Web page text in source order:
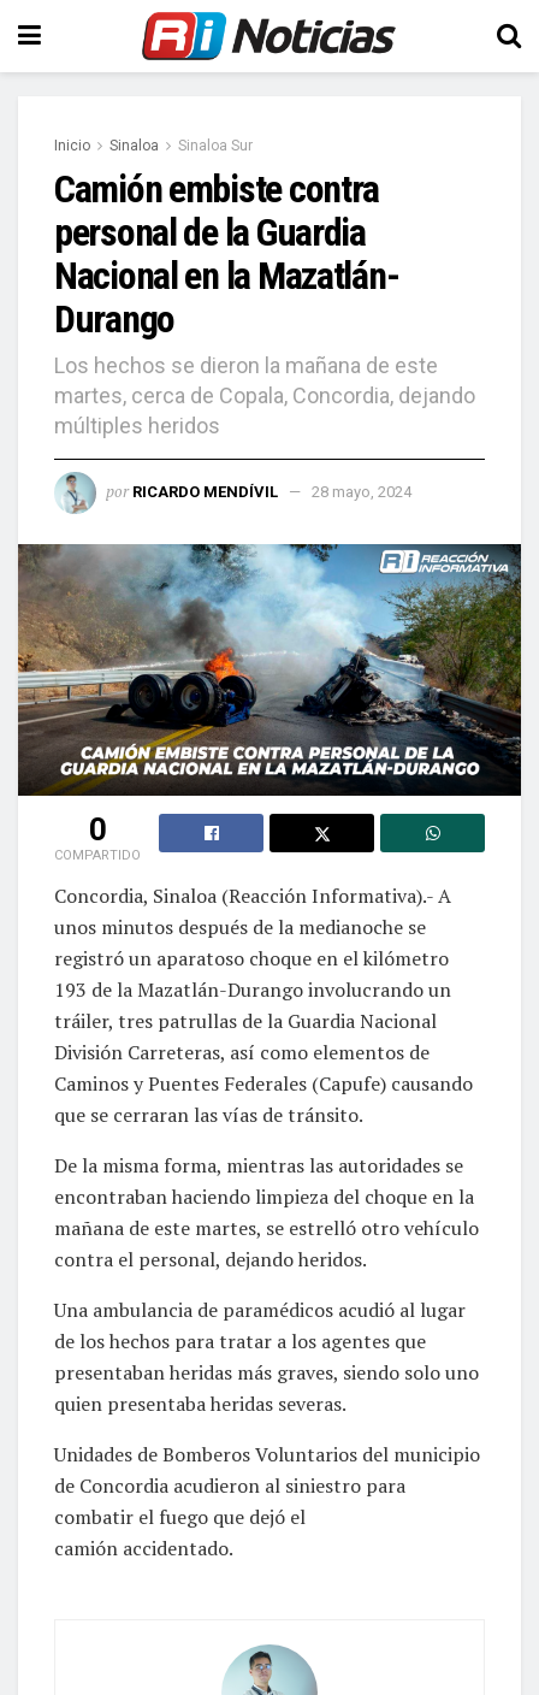
Inicio Sinaloa Sinaloa Sur
Camión embiste contra
personal de la Guardia
Nacional en la Mazatlán-
Durango
Los hechos se dieron la mañana de este
martes, cerca de Copala, Concordia, dejando
múltiples heridos
por RICARDO MENDÍVIL 28 mayo, 2024
0
COMPARTIDO
Concordia, Sinaloa (Reacción Informativa).- A
unos minutos después de la medianoche se
registró un aparatoso choque en el kilómetro
193 de la Mazatlán-Durango involucrando un
tráiler, tres patrullas de la Guardia Nacional
División Carreteras, así como elementos de
Caminos y Puentes Federales (Capufe) causando
que se cerraran las vías de tránsito.
De la misma forma, mientras las autoridades se
encontraban haciendo limpieza del choque en la
mañana de este martes, se estrelló otro vehículo
contra el personal, dejando heridos.
Una ambulancia de paramédicos acudió al lugar
de los hechos para tratar a los agentes que
presentaban heridas más graves, siendo solo uno
quien presentaba heridas severas.
Unidades de Bomberos Voluntarios del municipio
de Concordia acudieron al siniestro para
combatir el fuego que dejó el
camión accidentado.